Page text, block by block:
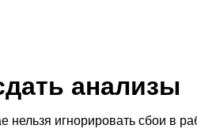
анализы
игнорировать сбои в